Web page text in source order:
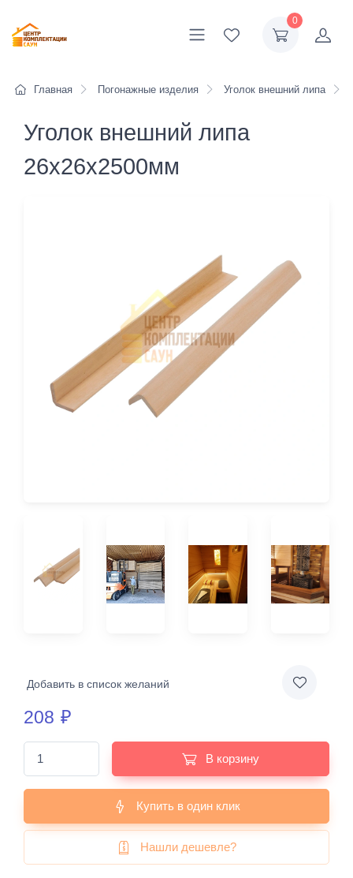
0
Главная Погонажные изделия Уголок внешний липа
Уголок внешний липа
26x26x2500мм
Добавить в список желаний
208 ₽
В корзину
Купить в один клик
Нашли дешевле?